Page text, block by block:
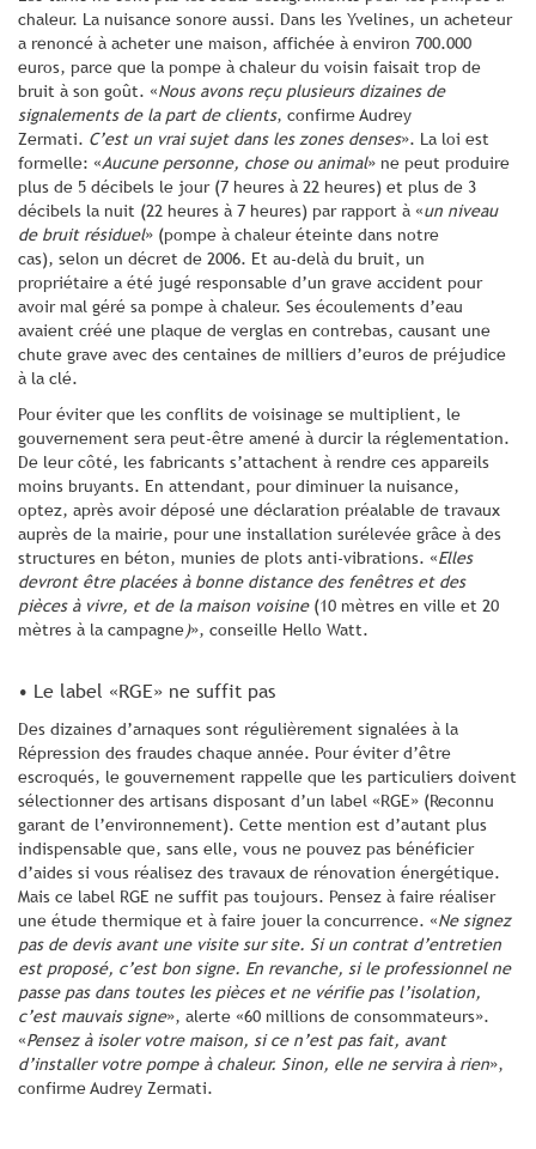
chaleur. La nuisance sonore aussi. Dans les Yvelines, un acheteur
a renoncé à acheter une maison, affichée à environ 700.000
euros, parce que la pompe à chaleur du voisin faisait trop de
bruit à son goût. «Nous avons reçu plusieurs dizaines de
signalements de la part de clients, confirme Audrey
Zermati. C’est un vrai sujet dans les zones denses». La loi est
formelle: «Aucune personne, chose ou animal» ne peut produire
plus de 5 décibels le jour (7 heures à 22 heures) et plus de 3
décibels la nuit (22 heures à 7 heures) par rapport à «un niveau
de bruit résiduel» (pompe à chaleur éteinte dans notre
cas), selon un décret de 2006. Et au-delà du bruit, un
propriétaire a été jugé responsable d’un grave accident pour
avoir mal géré sa pompe à chaleur. Ses écoulements d’eau
avaient créé une plaque de verglas en contrebas, causant une
chute grave avec des centaines de milliers d’euros de préjudice
à la clé.
Pour éviter que les conflits de voisinage se multiplient, le
gouvernement sera peut-être amené à durcir la réglementation.
De leur côté, les fabricants s’attachent à rendre ces appareils
moins bruyants. En attendant, pour diminuer la nuisance,
optez, après avoir déposé une déclaration préalable de travaux
auprès de la mairie, pour une installation surélevée grâce à des
structures en béton, munies de plots anti-vibrations. «Elles
devront être placées à bonne distance des fenêtres et des
pièces à vivre, et de la maison voisine (10 mètres en ville et 20
mètres à la campagne)», conseille Hello Watt.
• Le label «RGE» ne suffit pas
Des dizaines d’arnaques sont régulièrement signalées à la
Répression des fraudes chaque année. Pour éviter d’être
escroqués, le gouvernement rappelle que les particuliers doivent
sélectionner des artisans disposant d’un label «RGE» (Reconnu
garant de l’environnement). Cette mention est d’autant plus
indispensable que, sans elle, vous ne pouvez pas bénéficier
d’aides si vous réalisez des travaux de rénovation énergétique.
Mais ce label RGE ne suffit pas toujours. Pensez à faire réaliser
une étude thermique et à faire jouer la concurrence. «Ne signez
pas de devis avant une visite sur site. Si un contrat d’entretien
est proposé, c’est bon signe. En revanche, si le professionnel ne
passe pas dans toutes les pièces et ne vérifie pas l’isolation,
c’est mauvais signe», alerte «60 millions de consommateurs».
«Pensez à isoler votre maison, si ce n’est pas fait, avant
d’installer votre pompe à chaleur. Sinon, elle ne servira à rien»,
confirme Audrey Zermati.